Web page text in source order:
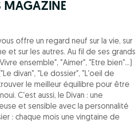
MAGAZINE
offre un regard neuf sur la vie, sur
et sur les autres. Au fil de ses grands
ensemble", "Aimer", "Etre bien"...)
divan", "Le dossier", "L'oeil de
trouver le meilleur équilibre pour être
C'est aussi, le Divan : une
et sensible avec la personnalité
: chaque mois une vingtaine de